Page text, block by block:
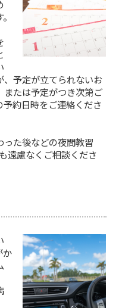
、予定が立てられないお
または予定がつき次第ご
予約日時をご連絡くださ
った後などの夜間教習
遠慮なくご相談くださ
か